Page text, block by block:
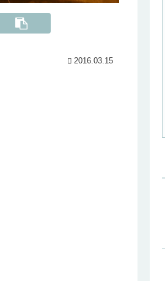
2016.03.15